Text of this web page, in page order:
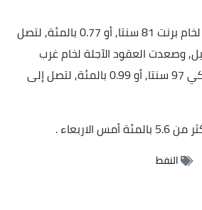
وارتفعت العقود الآجلة لخام برنت 81 سنتا, ‌أو 0.77 بالمئة, لتصل
وصعدت العقود الآجلة لخام غرب
تكساس ‌الوسيط الأمريكي 97 سنتا, أو 0.99 بالمئة, لتصل إلى
.
النفط